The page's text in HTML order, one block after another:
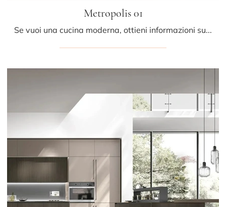
Metropolis 01
Se vuoi una cucina moderna, ottieni informazioni sul modello Metropolis 01 Stosa.